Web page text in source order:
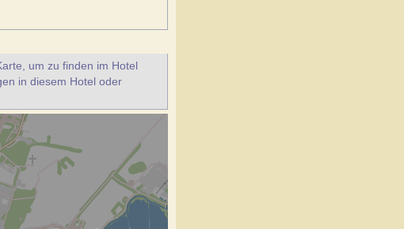
um zu finden im Hotel
in diesem Hotel oder